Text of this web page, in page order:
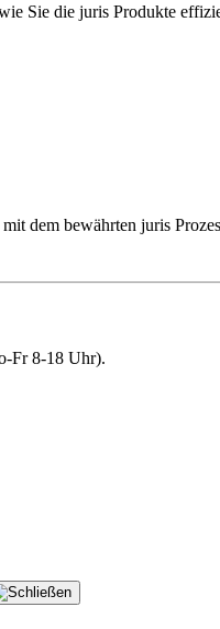
Sie die juris Produkte
dem bewährten juris
Fr 8-18 Uhr).